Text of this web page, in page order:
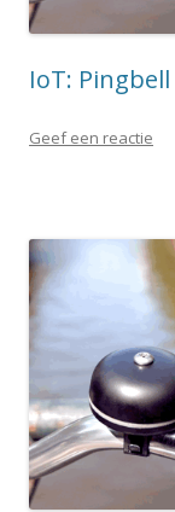
IoT: Pingbell
Geef een reactie